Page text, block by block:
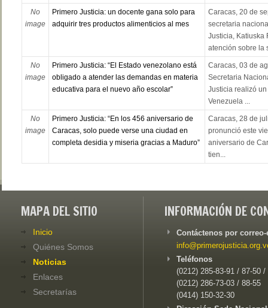
No
image
Primero Justicia: un docente gana solo para
adquirir tres productos alimenticios al mes
Caracas, 20 de
secretaria
Justicia, Katiuska
atención sobre la
No
image
Primero Justicia: “El Estado venezolano está
obligado a atender las demandas en materia
educativa para el nuevo año escolar”
Caracas, 03 de
Secretaria
Justicia realizó
Venezuela ...
No
image
Primero Justicia: “En los 456 aniversario de
Caracas, solo puede verse una ciudad en
completa desidia y miseria gracias a Maduro”
Caracas, 28 de
pronunció este
aniversario de
tien...
MAPA DEL SITIO
Inicio
Quiénes Somos
Noticias
Enlaces
Secretarías
INFORMACIÓN DE
Contáctenos por
Teléfonos
(0212) 285-83-91 / 87-50 /
(0212) 286-73-03 / 88-55
(0414) 150-32-30